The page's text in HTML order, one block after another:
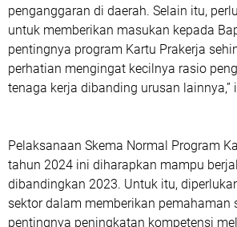
penganggaran di daerah. Selain itu,
untuk memberikan masukan kepada
pentingnya program Kartu Prakerja
perhatian mengingat kecilnya rasio
tenaga kerja dibanding urusan lainnya,”
Pelaksanaan Skema Normal Program
tahun 2024 ini diharapkan mampu
dibandingkan 2023. Untuk itu,
sektor dalam memberikan pemahaman
pentingnya peningkatan kompetensi